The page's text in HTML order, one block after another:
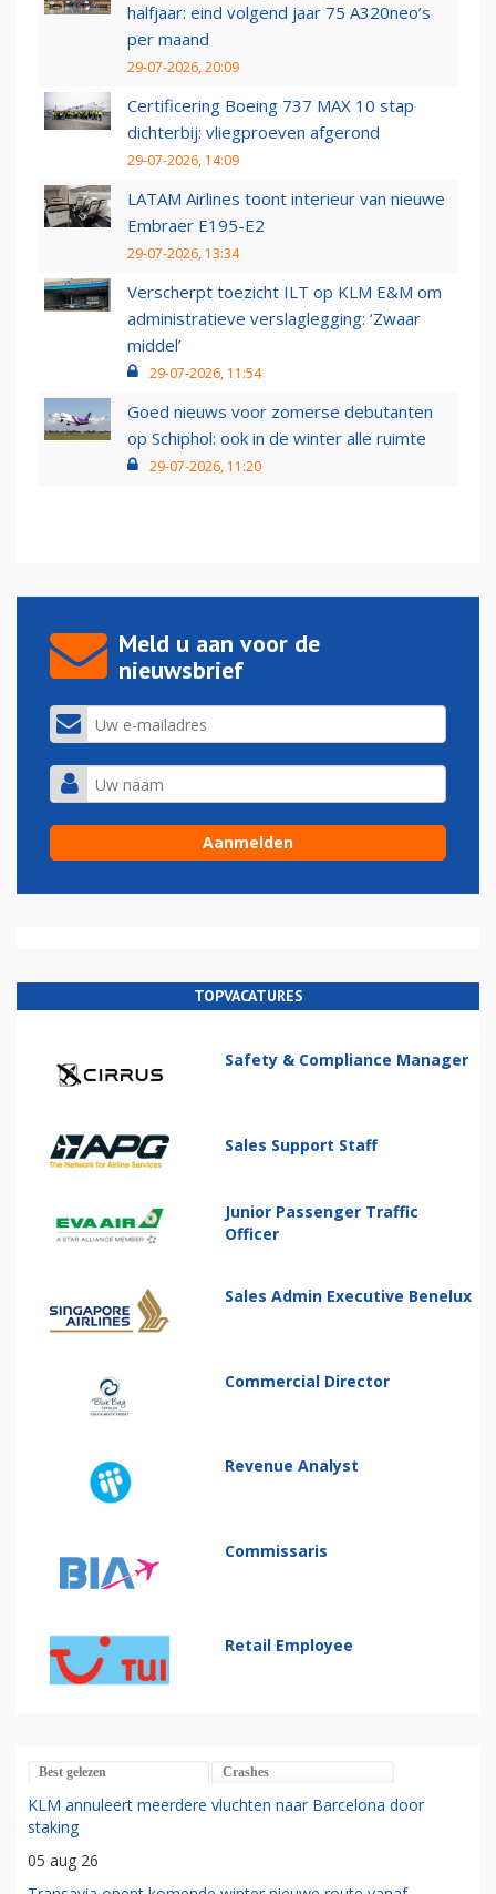
halfjaar: eind volgend jaar 75 A320neo’s
per maand
29-07-2026, 20:09
Certificering Boeing 737 MAX 10 stap
dichterbij: vliegproeven afgerond
29-07-2026, 14:09
LATAM Airlines toont interieur van nieuwe
Embraer E195-E2
29-07-2026, 13:34
Verscherpt toezicht ILT op KLM E&M om
administratieve verslaglegging: ‘Zwaar
middel’
29-07-2026, 11:54
Goed nieuws voor zomerse debutanten
op Schiphol: ook in de winter alle ruimte
29-07-2026, 11:20
Meld u aan voor de
nieuwsbrief
TOPVACATURES
Safety & Compliance Manager
Sales Support Staff
Junior Passenger Traffic
Officer
Sales Admin Executive Benelux
Commercial Director
Revenue Analyst
Commissaris
Retail Employee
Best gelezen Crashes
KLM annuleert meerdere vluchten naar Barcelona door
staking
05 aug 26